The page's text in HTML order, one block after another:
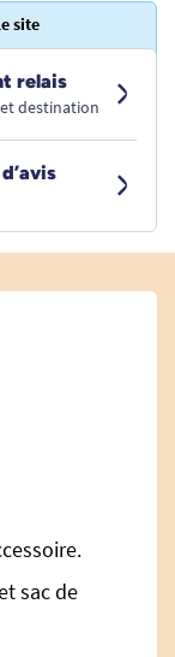
site
relais
destination
sac de